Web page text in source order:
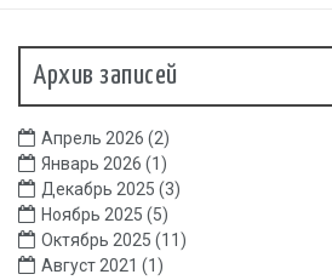
Архив записей
Апрель 2026 (2)
Январь 2026 (1)
Декабрь 2025 (3)
Ноябрь 2025 (5)
Октябрь 2025 (11)
Август 2021 (1)